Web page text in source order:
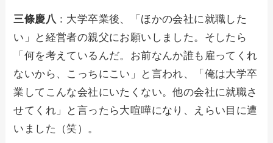
三條慶八 ：大学卒業後、「ほかの会社に就職した
い」と経営者の親父にお願いしました。そしたら
「何を考えているんだ。お前なんか誰も雇ってくれ
ないから、こっちにこい」と言われ、「俺は大学卒
業してこんな会社にいたくない。他の会社に就職さ
せてくれ」と言ったら大喧嘩になり、えらい目に遭
いました（笑）。